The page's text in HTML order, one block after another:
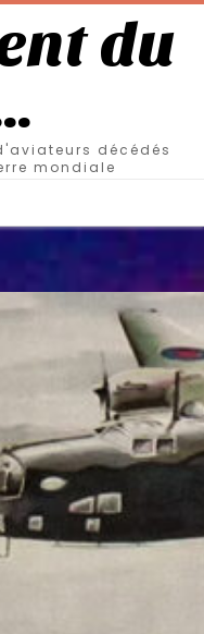
du
décédés
mondiale